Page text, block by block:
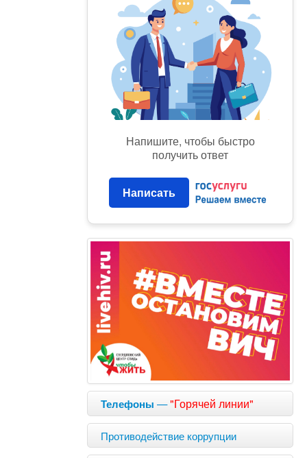
Напишите, чтобы быстро
получить ответ
Написать
Телефоны —"Горячей линии"
Противодействие коррупции